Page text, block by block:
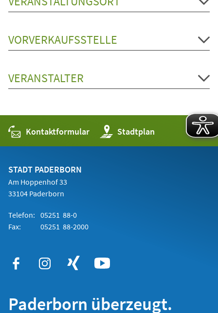
VORVERKAUFSSTELLE
VERANSTALTER
Kontaktformular Stadtplan
(Öffnet
in
einem
STADT PADERBORN
Am Hoppenhof 33
33104 Paderborn
Telefon: 05251 88-0
Fax:
05251 88-2000
Paderborn überzeugt.